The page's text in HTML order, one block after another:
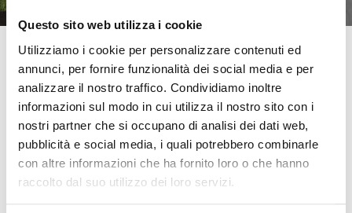
Questo sito web utilizza i cookie
Utilizziamo i cookie per personalizzare contenuti ed
annunci, per fornire funzionalità dei social media e per
analizzare il nostro traffico. Condividiamo inoltre
informazioni sul modo in cui utilizza il nostro sito con i
nostri partner che si occupano di analisi dei dati web,
pubblicità e social media, i quali potrebbero combinarle
con altre informazioni che ha fornito loro o che hanno
raccolto dal suo utilizzo dei loro servizi.
Walk-in
Design e Funzionalità
Rappresentano oggi una delle soluzioni più richieste,
progettare la stanza da bagno. Tutte le proposte di
Ferbox possono essere istallate su piatto doccia
oppure a filo pavimento; i bracci fermavetro sono
sempre inclusi nel codice del prodotto, e possono